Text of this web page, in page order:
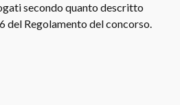
secondo quanto descritto
del Regolamento del concorso.